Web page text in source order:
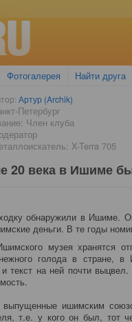
Фотогалерея Найти друга
Артур (Archik)
Петербург
Член клуба
X-Terra 705
20 века в Ишиме
обнаружили в Ишиме.
деньги. В те годы
музея хранятся
голода в стране,
текст на ней почти
ишимским
т.е. у кого он был, тот